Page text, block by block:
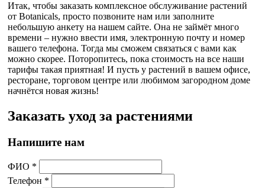
Итак, чтобы заказать комплексное обслуживание растений
от Botanicals, просто позвоните нам или заполните
небольшую анкету на нашем сайте. Она не займёт много
времени – нужно ввести имя, электронную почту и номер
вашего телефона. Тогда мы сможем связаться с вами как
можно скорее. Поторопитесь, пока стоимость на все наши
тарифы такая приятная! И пусть у растений в вашем офисе,
ресторане, торговом центре или любимом загородном доме
начнётся новая жизнь!
Заказать уход за растениями
Напишите нам
ФИО *
Телефон *